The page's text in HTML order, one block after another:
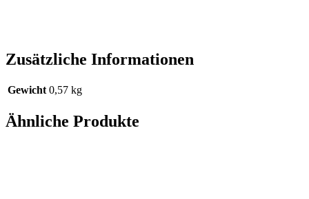
Zusätzliche Informationen
Gewicht 0,57 kg
Ähnliche Produkte